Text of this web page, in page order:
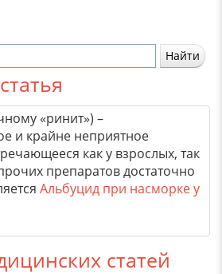
«ринит») –
и крайне неприятное
как у взрослых, так
препаратов достаточно
Альбуцид при насморке у
статей